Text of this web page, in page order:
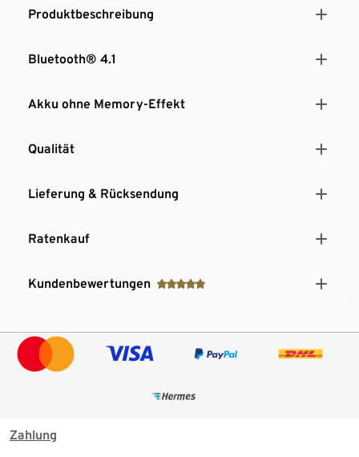
Produktbeschreibung
Bluetooth® 4.1
Akku ohne Memory-Effekt
Qualität
Lieferung & Rücksendung
Ratenkauf
Kundenbewertungen
Zahlung